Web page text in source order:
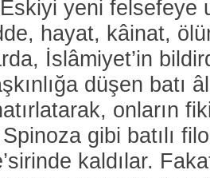
yeni felsefeye
hayat, kâinat,
İslâmiyet’in
düşen batı
onların
gibi batılı
kaldılar.